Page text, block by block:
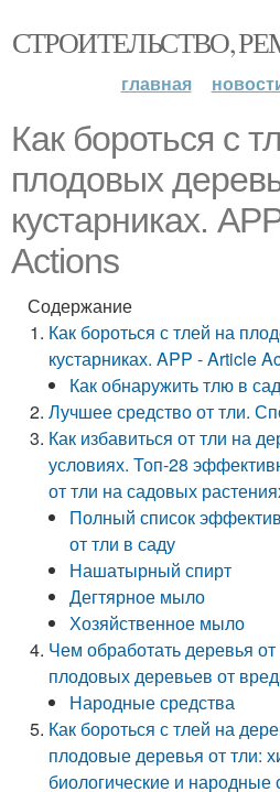
СТРОИТЕЛЬСТВО,
главная
Как бороться с
плодовых
кустарниках.
Actions
Содержание
Как бороться с тлей на
кустарниках. APP - Article
Как обнаружить тлю в
Лучшее средство от тли.
Как избавиться от тли на
условиях. Топ-28
от тли на садовых
Полный список
от тли в саду
Нашатырный спирт
Дегтярное мыло
Хозяйственное мыло
Чем обработать деревья
плодовых деревьев от
Народные средства
Как бороться с тлей на
плодовые деревья от тли:
биологические и народные